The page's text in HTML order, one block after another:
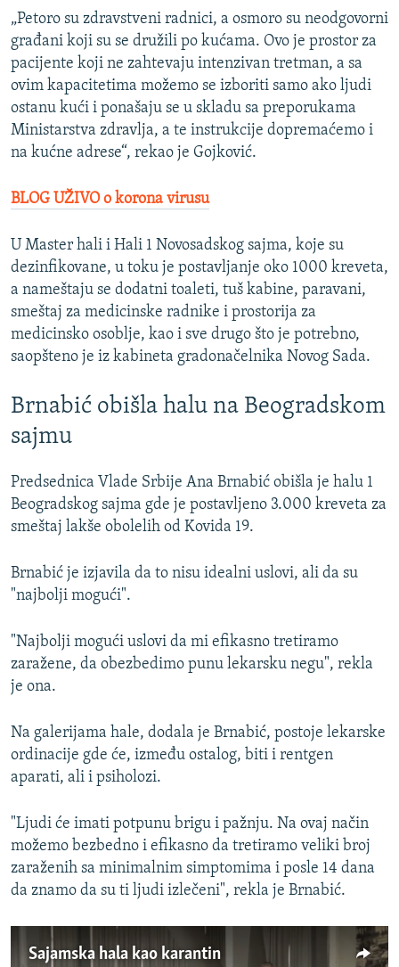
„Petoro su zdravstveni radnici, a osmoro su neodgovorni
građani koji su se družili po kućama. Ovo je prostor za
pacijente koji ne zahtevaju intenzivan tretman, a sa
ovim kapacitetima možemo se izboriti samo ako ljudi
ostanu kući i ponašaju se u skladu sa preporukama
Ministarstva zdravlja, a te instrukcije dopremaćemo i
na kućne adrese“, rekao je Gojković.
BLOG UŽIVO o korona virusu
U Master hali i Hali 1 Novosadskog sajma, koje su
dezinfikovane, u toku je postavljanje oko 1000 kreveta,
a nameštaju se dodatni toaleti, tuš kabine, paravani,
smeštaj za medicinske radnike i prostorija za
medicinsko osoblje, kao i sve drugo što je potrebno,
saopšteno je iz kabineta gradonačelnika Novog Sada.
Brnabić obišla halu na Beogradskom
sajmu
Predsednica Vlade Srbije Ana Brnabić obišla je halu 1
Beogradskog sajma gde je postavljeno 3.000 kreveta za
smeštaj lakše obolelih od Kovida 19.
Brnabić je izjavila da to nisu idealni uslovi, ali da su
"najbolji mogući".
"Najbolji mogući uslovi da mi efikasno tretiramo
zaražene, da obezbedimo punu lekarsku negu", rekla
je ona.
Na galerijama hale, dodala je Brnabić, postoje lekarske
ordinacije gde će, između ostalog, biti i rentgen
aparati, ali i psiholozi.
"Ljudi će imati potpunu brigu i pažnju. Na ovaj način
možemo bezbedno i efikasno da tretiramo veliki broj
zaraženih sa minimalnim simptomima i posle 14 dana
da znamo da su ti ljudi izlečeni", rekla je Brnabić.
Sajamska hala kao karantin